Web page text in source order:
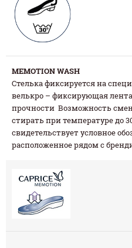
MEMOTION WASH
Стелька фиксируется на
велькро – фиксирующая
прочности Возможность
стирать при температуре до
свидетельствует условное
расположенное рядом с